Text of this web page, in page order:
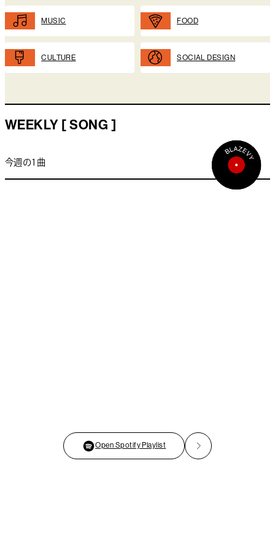
MUSIC FOOD
CULTURE SOCIAL DESIGN
WEEKLY [ SONG ]
今週の1曲
Open Spotify Playlist